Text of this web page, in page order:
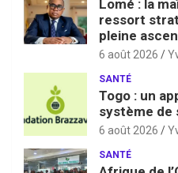
Lomé : la
ressort
pleine
6 août 2026
SANTÉ
Togo : un
système de
6 août 2026
SANTÉ